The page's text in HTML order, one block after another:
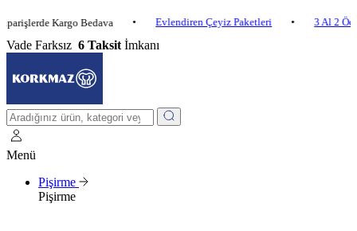
Kargo Bedava • Evlendiren Çeyiz Paketleri • 3 Al 2 Öde •
Vade Farksız 6 Taksit İmkanı
Menü
Pişirme
Pişirme